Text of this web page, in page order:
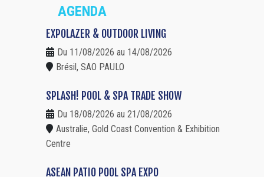
AGENDA
EXPOLAZER & OUTDOOR LIVING
Du 11/08/2026 au 14/08/2026
Brésil, SAO PAULO
SPLASH! POOL & SPA TRADE SHOW
Du 18/08/2026 au 21/08/2026
Australie, Gold Coast Convention & Exhibition
Centre
ASEAN PATIO POOL SPA EXPO